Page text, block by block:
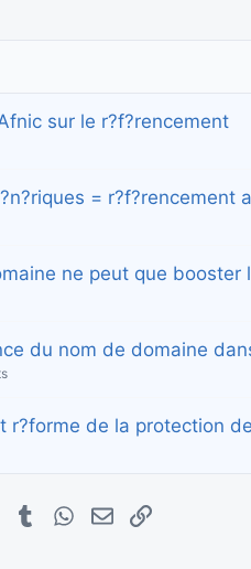
sur le r?f?rencement
= r?f?rencement
ne peut que booster
du nom de domaine
r?forme de la protection
PinterestTumblrWhatsApp
E-mailLien